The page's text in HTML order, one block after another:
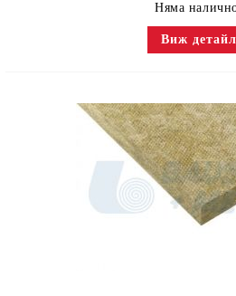
Няма
Виж